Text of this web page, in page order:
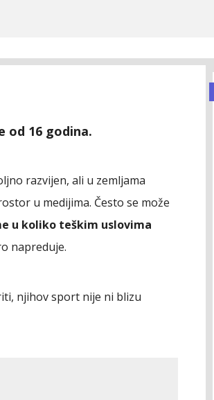
od 16 godina.
razvijen, ali u zemljama
u medijima. Često se može
u koliko teškim uslovima
napreduje.
njihov sport nije ni blizu